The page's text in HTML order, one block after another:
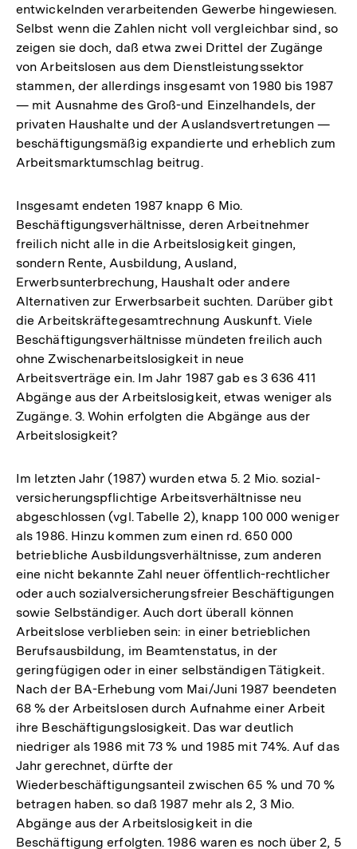
entwickelnden verarbeitenden Gewerbe hingewiesen.
Selbst wenn die Zahlen nicht voll vergleichbar sind, so
zeigen sie doch, daß etwa zwei Drittel der Zugänge
von Arbeitslosen aus dem Dienstleistungssektor
stammen, der allerdings insgesamt von 1980 bis 1987
— mit Ausnahme des Groß-und Einzelhandels, der
privaten Haushalte und der Auslandsvertretungen —
beschäftigungsmäßig expandierte und erheblich zum
Arbeitsmarktumschlag beitrug.
Insgesamt endeten 1987 knapp 6 Mio.
Beschäftigungsverhältnisse, deren Arbeitnehmer
freilich nicht alle in die Arbeitslosigkeit gingen,
sondern Rente, Ausbildung, Ausland,
Erwerbsunterbrechung, Haushalt oder andere
Alternativen zur Erwerbsarbeit suchten. Darüber gibt
die Arbeitskräftegesamtrechnung Auskunft. Viele
Beschäftigungsverhältnisse mündeten freilich auch
ohne Zwischenarbeitslosigkeit in neue
Arbeitsverträge ein. Im Jahr 1987 gab es 3 636 411
Abgänge aus der Arbeitslosigkeit, etwas weniger als
Zugänge. 3. Wohin erfolgten die Abgänge aus der
Arbeitslosigkeit?
Im letzten Jahr (1987) wurden etwa 5. 2 Mio. sozial-
versicherungspflichtige Arbeitsverhältnisse neu
abgeschlossen (vgl. Tabelle 2), knapp 100 000 weniger
als 1986. Hinzu kommen zum einen rd. 650 000
betriebliche Ausbildungsverhältnisse, zum anderen
eine nicht bekannte Zahl neuer öffentlich-rechtlicher
oder auch sozialversicherungsfreier Beschäftigungen
sowie Selbständiger. Auch dort überall können
Arbeitslose verblieben sein: in einer betrieblichen
Berufsausbildung, im Beamtenstatus, in der
geringfügigen oder in einer selbständigen Tätigkeit.
Nach der BA-Erhebung vom Mai/Juni 1987 beendeten
68 % der Arbeitslosen durch Aufnahme einer Arbeit
ihre Beschäftigungslosigkeit. Das war deutlich
niedriger als 1986 mit 73 % und 1985 mit 74%. Auf das
Jahr gerechnet, dürfte der
Wiederbeschäftigungsanteil zwischen 65 % und 70 %
betragen haben. so daß 1987 mehr als 2, 3 Mio.
Abgänge aus der Arbeitslosigkeit in die
Beschäftigung erfolgten. 1986 waren es noch über 2, 5